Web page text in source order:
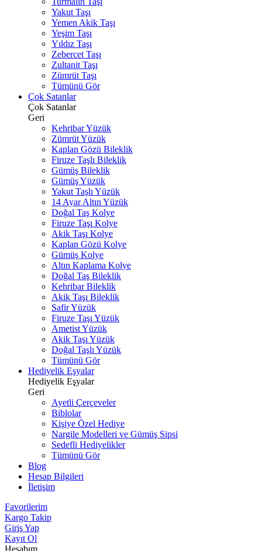
Yakut Taşı
Yemen Akik Taşı
Yeşim Taşı
Yıldız Taşı
Zebercet Taşı
Zultanit Taşı
Zümrüt Taşı
Tümünü Gör
Çok Satanlar
Çok Satanlar
Geri
Kehribar Yüzük
Zümrüt Yüzük
Kaplan Gözü Bileklik
Firuze Taşlı Bileklik
Gümüş Bileklik
Gümüş Yüzük
Yakut Taşlı Yüzük
14 Ayar Altın Yüzük
Doğal Taş Kolye
Firuze Taşı Kolye
Akik Taşı Kolye
Kaplan Gözü Kolye
Gümüş Kolye
Altın Kaplama Kolye
Doğal Taş Bileklik
Kehribar Bileklik
Akik Taşı Bileklik
Safir Yüzük
Firuze Taşı Yüzük
Ametist Yüzük
Akik Taşı Yüzük
Doğal Taşlı Yüzük
Tümünü Gör
Hediyelik Eşyalar
Hediyelik Eşyalar
Geri
Ayetli Çerçeveler
Biblolar
Kişiye Özel Hediye
Nargile Modelleri ve Gümüş Sipsi
Sedefli Hediyelikler
Tümünü Gör
Blog
Hesap Bilgileri
İletişim
Favorilerim
Kargo Takip
Giriş Yap
Kayıt Ol
Hesabım